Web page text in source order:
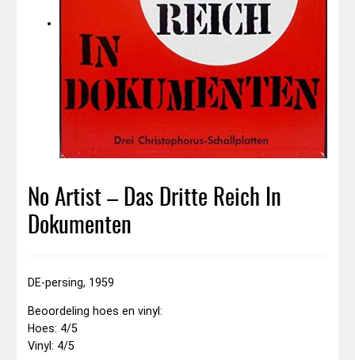
No Artist – Das Dritte Reich In
Dokumenten
DE-persing, 1959
Beoordeling hoes en vinyl:
Hoes: 4/5
Vinyl: 4/5